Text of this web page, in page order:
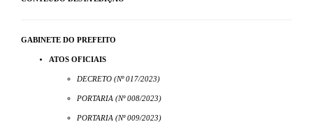
GABINETE DO PREFEITO
ATOS OFICIAIS
DECRETO (Nº 017/2023)
PORTARIA (Nº 008/2023)
PORTARIA (Nº 009/2023)